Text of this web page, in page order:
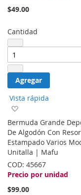
$49.00
Cantidad
Agregar
Vista rápida
la
lista
de
deseos
Bermuda Grande
De Algodón Con
Estampado Varios
Unitalla | Mafu
COD: 45667
Precio por unidad
$99.00